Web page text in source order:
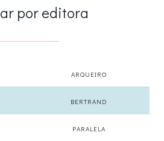
por editora
ARQUEIRO
BERTRAND
PARALELA